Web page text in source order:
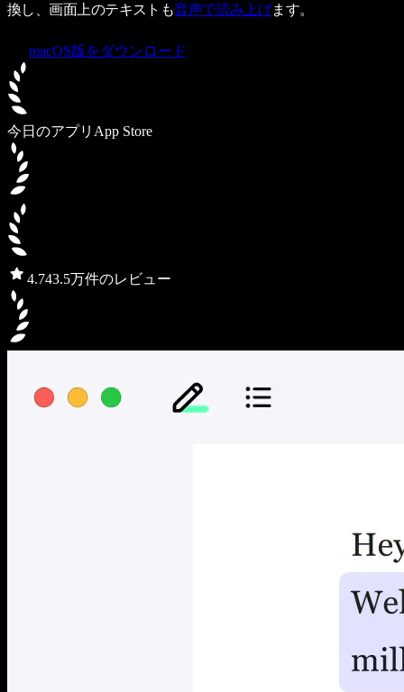
換し、画面上のテキストも音声で読み上げます。
macOS版をダウンロード
今日のアプリ App Store
4.743.5万件のレビュー